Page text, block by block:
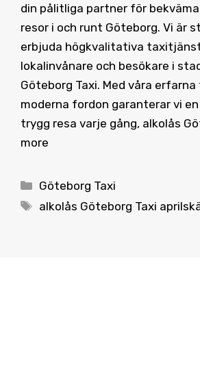
din pålitliga partner för
resor i och runt Göteborg. Vi är
erbjuda högkvalitativa
lokalinvånare och besökare i
Göteborg Taxi. Med våra
moderna fordon garanterar vi
trygg resa varje gång, alkolås
more
Categories
Göteborg Taxi
Tags
alkolås Göteborg Taxi